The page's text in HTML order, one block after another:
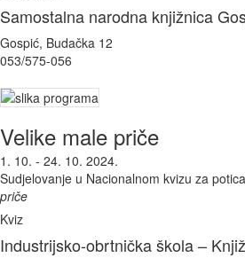
Samostalna narodna knjižnica
Gospić, Budačka 12
053/575-056
Velike male priče
1. 10. - 24. 10. 2024.
Sudjelovanje u Nacionalnom kvizu za
priče
Kviz
Industrijsko-obrtnička škola –